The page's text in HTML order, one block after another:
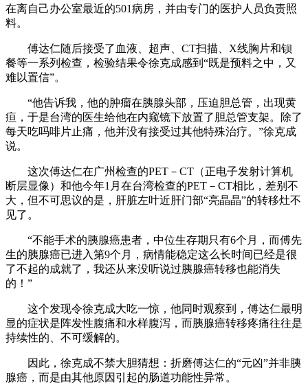
在离自己办公室最近的501病房，并由专门的医护人员负责照
料。
傅达仁随后接受了血液、超声、CT扫描、X线胸片和钡
餐等一系列检查，检验结果令徐克成感到“既是预料之中，又
难以置信”。
“他告诉我，他的肿瘤在胰腺头部，压迫胆总管，出现黄
疸，于是台湾的医生给他在内窥镜下放置了胆总管支架。除了
每天吃吗啡片止痛，他并没有接受过其他特殊治疗。”徐克成
说。
这次傅达仁在广州检查的PET－CT（正电子发射计算机
断层显像）和他今年1月在台湾检查的PET－CT相比，差别不
大，但不可思议的是，肝脏左叶近肝门部“亮晶晶”的转移灶不
见了。
“不能手术的胰腺癌患者，中位生存期只有6个月，而傅先
生的胰腺癌已进入第9个月，病情能稳定这么长时间已经是很
了不起的成就了，我还从来没听说过胰腺癌转移也能消失
的！”
这个发现令徐克成大吃一惊，他同时观察到，傅达仁最明
显的症状是阵发性腹痛和水样腹泻，而胰腺癌转移疼痛往往是
持续性的、不可缓解的。
因此，徐克成不禁大胆猜想：折磨傅达仁的“元凶”并非胰
腺癌，而是由其他原因引起的肠道功能性异常。